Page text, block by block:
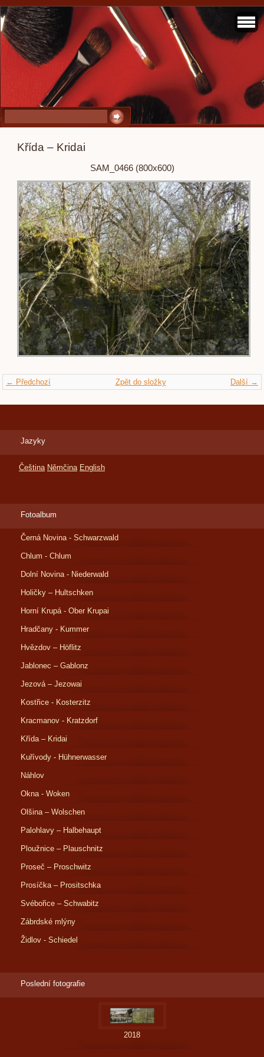
Křída – Kridai
SAM_0466 (800x600)
← Předchozí Další →
Zpět do složky
Jazyky
Čeština Němčina English
Fotoalbum
Černá Novina - Schwarzwald
Chlum - Chlum
Dolní Novina - Niederwald
Holičky – Hultschken
Horní Krupá - Ober Krupai
Hradčany - Kummer
Hvězdov – Höflitz
Jablonec – Gablonz
Jezová – Jezowai
Kostřice - Kosterzitz
Kracmanov - Kratzdorf
Křída – Kridai
Kuřívody - Hühnerwasser
Náhlov
Okna - Woken
Olšina – Wolschen
Palohlavy – Halbehaupt
Ploužnice – Plauschnitz
Proseč – Proschwitz
Prosíčka – Prositschka
Svébořice – Schwabitz
Zábrdské mlýny
Židlov - Schiedel
Poslední fotografie
2018